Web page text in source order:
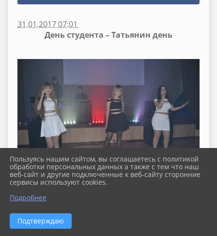
31.01.2017 07:01
День студента – Татьянин день
Пользуясь нашим сайтом, вы соглашаетесь с политикой
обработки персональных данных а также с тем что наш
веб-сайт и другие подключенные к веб-сайту сторонние
сервисы используют cookies.
Подробнее
Подтверждаю